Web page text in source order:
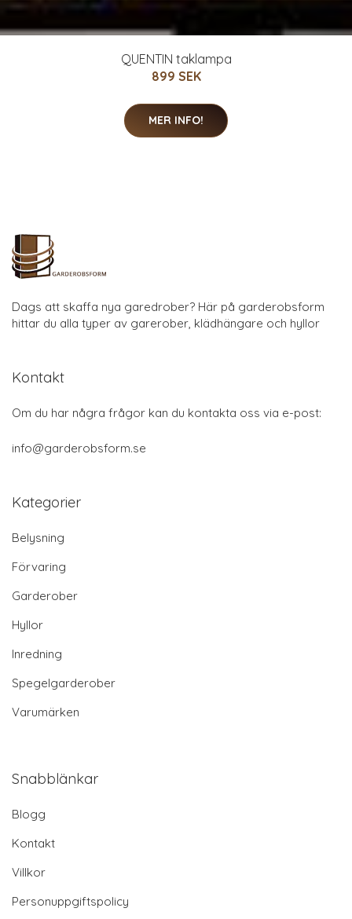
QUENTIN taklampa
899 SEK
MER INFO!
Dags att skaffa nya garedrober? Här på garderobsform
hittar du alla typer av garerober, klädhängare och hyllor
Kontakt
Om du har några frågor kan du kontakta oss via e-post:
info@garderobsform.se
Kategorier
Belysning
Förvaring
Garderober
Hyllor
Inredning
Spegelgarderober
Varumärken
Snabblänkar
Blogg
Kontakt
Villkor
Personuppgiftspolicy